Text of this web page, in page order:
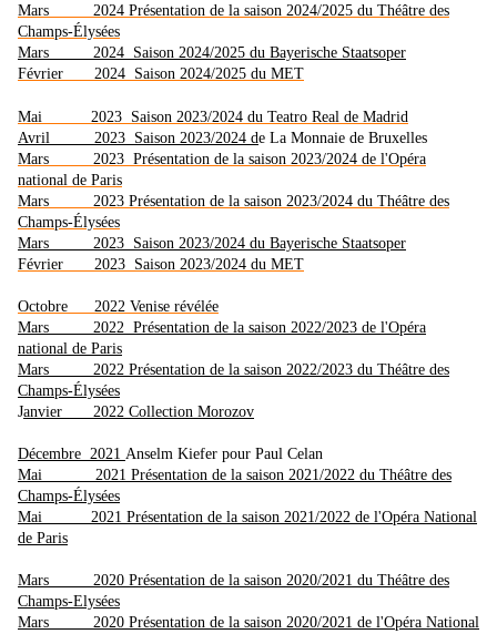
Mars 2024 Présentation de la saison 2024/2025 du Théâtre des
Champs-Élysées
Mars 2024 Saison 2024/2025 du Bayerische Staatsoper
Février 2024 Saison 2024/2025 du MET
Mai 2023 Saison 2023/2024 du Teatro Real de Madrid
Avril 2023 Saison 2023/2024 de La Monnaie de Bruxelles
Mars 2023 Présentation de la saison 2023/2024 de l'Opéra
national de Paris
Mars 2023 Présentation de la saison 2023/2024 du Théâtre des
Champs-Élysées
Mars 2023 Saison 2023/2024 du Bayerische Staatsoper
Février 2023 Saison 2023/2024 du MET
Octobre 2022 Venise révélée
Mars 2022 Présentation de la saison 2022/2023 de l'Opéra
national de Paris
Mars 2022 Présentation de la saison 2022/2023 du Théâtre des
Champs-Élysées
Janvier 2022 Collection Morozov
Décembre 2021 Anselm Kiefer pour Paul Celan
Mai 2021 Présentation de la saison 2021/2022 du Théâtre des
Champs-Élysées
Mai 2021 Présentation de la saison 2021/2022 de l'Opéra National
de Paris
Mars 2020 Présentation de la saison 2020/2021 du Théâtre des
Champs-Elysées
Mars 2020 Présentation de la saison 2020/2021 de l'Opéra National